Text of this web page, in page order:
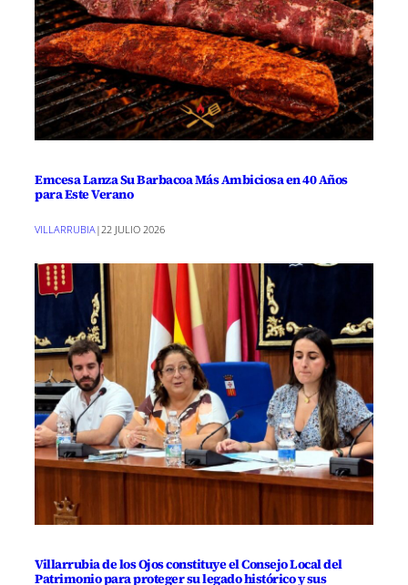
Emcesa Lanza Su Barbacoa Más Ambiciosa en 40 Años
para Este Verano
VILLARRUBIA|22 JULIO 2026
Villarrubia de los Ojos constituye el Consejo Local del
Patrimonio para proteger su legado histórico y sus